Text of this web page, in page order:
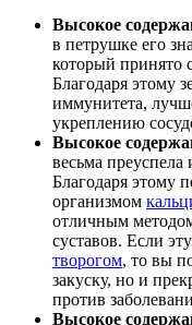
Высокое
в петрушке его
который принято
Благодаря этому
иммунитета,
укреплению
Высокое
весьма
Благодаря этому
организмом
отличным
суставов. Если
творогом, то вы
закуску, но и
против
Высокое